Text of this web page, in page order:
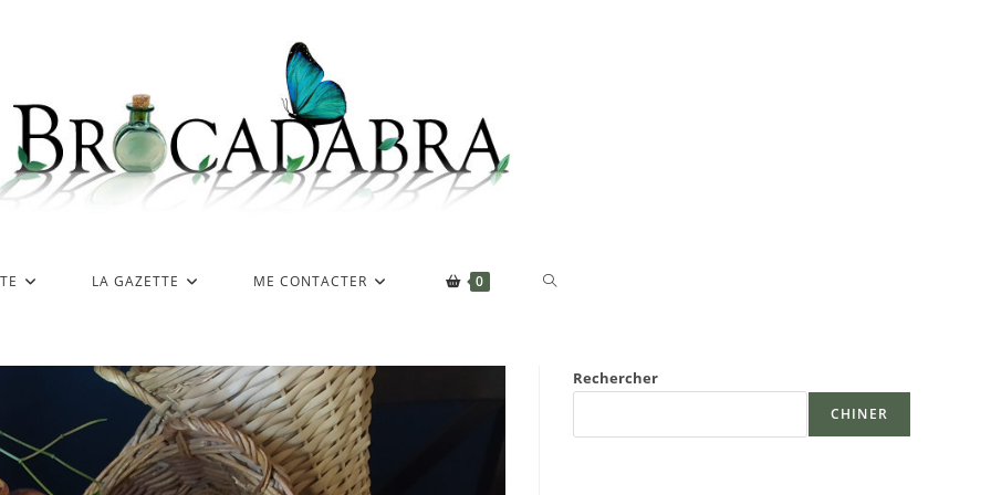
LA GAZETTE ME CONTACTER 0 TOGGLE
SEARCH
Rechercher
CHINER